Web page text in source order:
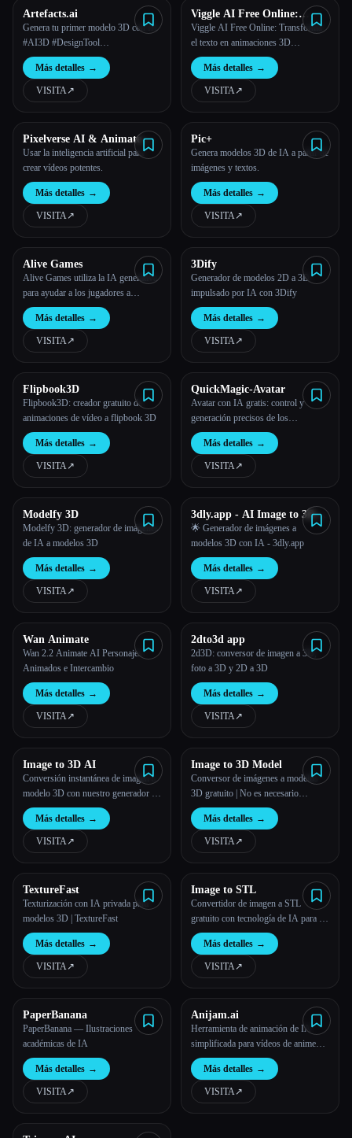
Artefacts.ai
Genera tu primer modelo 3D con IA
#AI3D #DesignTool
#CustomizedGifts #POd
#printondemand #marketplace 8.
Nombre de la aplicación
Más detalles →
VISITA↗︎
Viggle AI Free Online:
Transform Text into
Dynamic 3D Animations
Viggle AI Free Online: Transforma
el texto en animaciones 3D
dinámicas
Más detalles →
VISITA↗︎
Pixelverse AI & Animate
image AI
Usar la inteligencia artificial para
crear vídeos potentes.
Más detalles →
VISITA↗︎
Pic+
Genera modelos 3D de IA a partir de
imágenes y textos.
Más detalles →
VISITA↗︎
Alive Games
Alive Games utiliza la IA generativa
para ayudar a los jugadores a
personalizar los diseños de sus
juegos favoritos
Más detalles →
VISITA↗︎
3Dify
Generador de modelos 2D a 3D
impulsado por IA con 3Dify
Más detalles →
VISITA↗︎
Flipbook3D
Flipbook3D: creador gratuito de
animaciones de vídeo a flipbook 3D
Más detalles →
VISITA↗︎
QuickMagic-Avatar
Avatar con IA gratis: control y
generación precisos de los
movimientos y expresiones de los
personajes de vídeo
Más detalles →
VISITA↗︎
Modelfy 3D
Modelfy 3D: generador de imágenes
de IA a modelos 3D
Más detalles →
VISITA↗︎
3dly.app - AI Image to 3D
Model Generator
🌟 Generador de imágenes a
modelos 3D con IA - 3dly.app
Más detalles →
VISITA↗︎
Wan Animate
Wan 2.2 Animate AI Personajes
Animados e Intercambio
Más detalles →
VISITA↗︎
2dto3d app
2d3D: conversor de imagen a 3D,
foto a 3D y 2D a 3D
Más detalles →
VISITA↗︎
Image to 3D AI
Conversión instantánea de imagen a
modelo 3D con nuestro generador de
modelos 3D de IA
Más detalles →
VISITA↗︎
Image to 3D Model
Conversor de imágenes a modelos
3D gratuito | No es necesario
registrarse
Más detalles →
VISITA↗︎
TextureFast
Texturización con IA privada para
modelos 3D | TextureFast
Más detalles →
VISITA↗︎
Image to STL
Convertidor de imagen a STL
gratuito con tecnología de IA para la
creación instantánea de modelos 3D
Más detalles →
VISITA↗︎
PaperBanana
PaperBanana — Ilustraciones
académicas de IA
Más detalles →
VISITA↗︎
Anijam.ai
Herramienta de animación de IA
simplificada para vídeos de anime
estables y consistentes con los
personajes con sincronización
automática de labios.
Más detalles →
VISITA↗︎